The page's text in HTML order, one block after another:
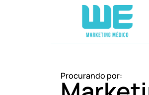
Procurando por: